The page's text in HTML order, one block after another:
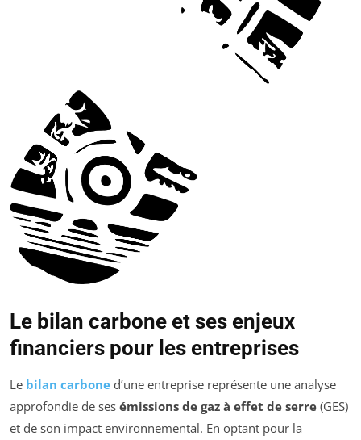
Le bilan carbone et ses enjeux
financiers pour les entreprises
Le bilan carbone d’une entreprise représente une analyse
approfondie de ses émissions de gaz à effet de serre (GES)
et de son impact environnemental. En optant pour la